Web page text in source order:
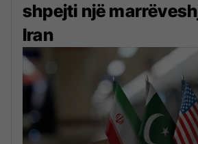
shpejti një
Iran